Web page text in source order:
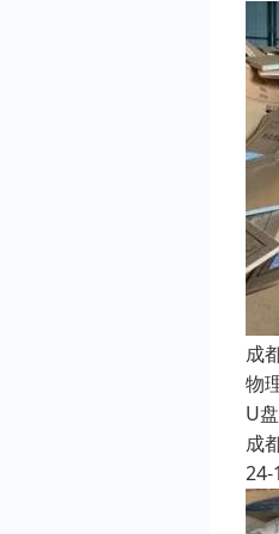
成
物
U
成
24-